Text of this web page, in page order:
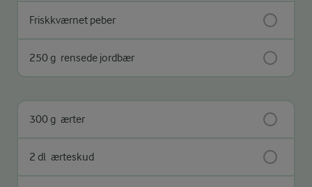
Friskkværnet peber
250 g rensede jordbær
300 g ærter
2 dl ærteskud